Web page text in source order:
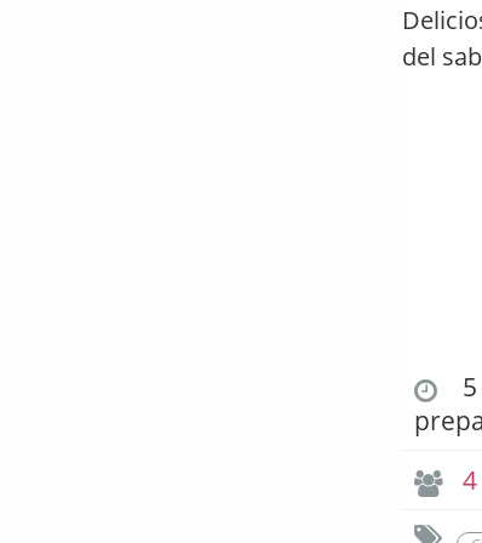
del